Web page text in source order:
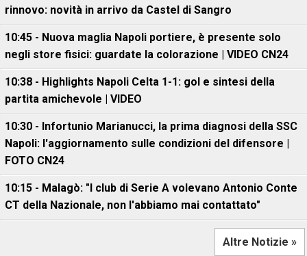
rinnovo: novità in arrivo da Castel di Sangro
10:45 - Nuova maglia Napoli portiere, è presente solo
negli store fisici: guardate la colorazione | VIDEO CN24
10:38 - Highlights Napoli Celta 1-1: gol e sintesi della
partita amichevole | VIDEO
10:30 - Infortunio Marianucci, la prima diagnosi della SSC
Napoli: l'aggiornamento sulle condizioni del difensore |
FOTO CN24
10:15 - Malagò: "I club di Serie A volevano Antonio Conte
CT della Nazionale, non l'abbiamo mai contattato"
Altre Notizie »